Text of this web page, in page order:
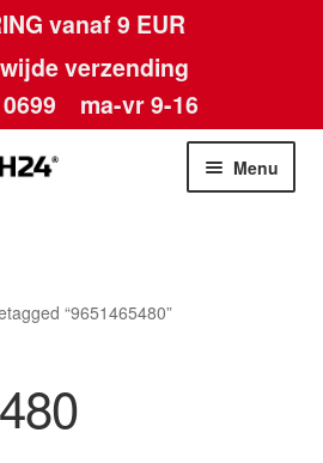
vanaf 9 EUR
verzending
ma-vr 9-16
Menu
“9651465480”